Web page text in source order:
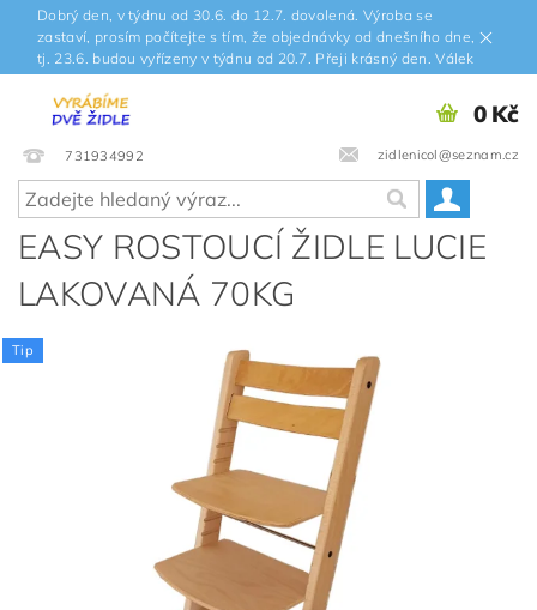
Dobrý den, v týdnu od 30.6. do 12.7. dovolená. Výroba se
zastaví, prosím počítejte s tím, že objednávky od dnešního dne,
tj. 23.6. budou vyřízeny v týdnu od 20.7. Přeji krásný den. Válek
731934992 zidlenicol@seznam.cz
0 Kč
EASY ROSTOUCÍ ŽIDLE LUCIE
LAKOVANÁ 70KG
Tip